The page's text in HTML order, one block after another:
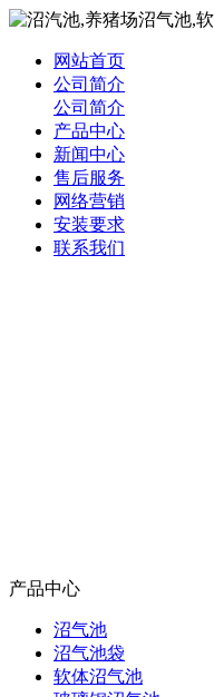
网站首页
公司简介
公司简介
产品中心
新闻中心
售后服务
网络营销
安装要求
联系我们
产品中心
沼气池
沼气池袋
软体沼气池